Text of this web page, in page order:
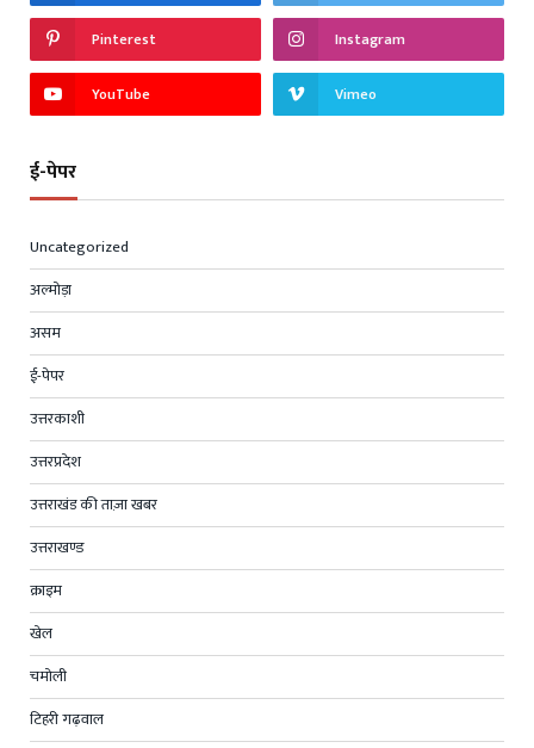
Pinterest Instagram
YouTube Vimeo
ई-पेपर
Uncategorized
अल्मोड़ा
असम
ई-पेपर
उत्तरकाशी
उत्तरप्रदेश
उत्तराखंड की ताज़ा खबर
उत्तराखण्ड
क्राइम
खेल
चमोली
टिहरी गढ़वाल